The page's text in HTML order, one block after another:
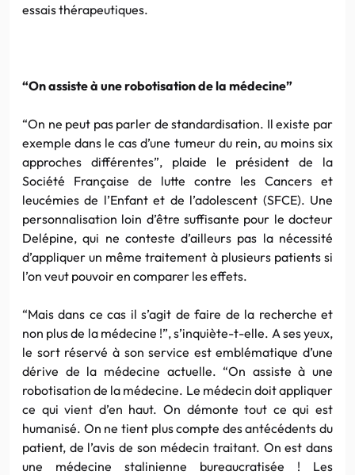
essais thérapeutiques.
“On assiste à une robotisation de la médecine”
“On ne peut pas parler de standardisation. Il existe par
exemple dans le cas d’une tumeur du rein, au moins six
approches différentes”, plaide le président de la
Société Française de lutte contre les Cancers et
leucémies de l’Enfant et de l’adolescent (SFCE). Une
personnalisation loin d’être suffisante pour le docteur
Delépine, qui ne conteste d’ailleurs pas la nécessité
d’appliquer un même traitement à plusieurs patients si
l’on veut pouvoir en comparer les effets.
“Mais dans ce cas il s’agit de faire de la recherche et
non plus de la médecine !”, s’inquiète-t-elle. A ses yeux,
le sort réservé à son service est emblématique d’une
dérive de la médecine actuelle. “On assiste à une
robotisation de la médecine. Le médecin doit appliquer
ce qui vient d’en haut. On démonte tout ce qui est
humanisé. On ne tient plus compte des antécédents du
patient, de l’avis de son médecin traitant. On est dans
une médecine stalinienne bureaucratisée ! Les